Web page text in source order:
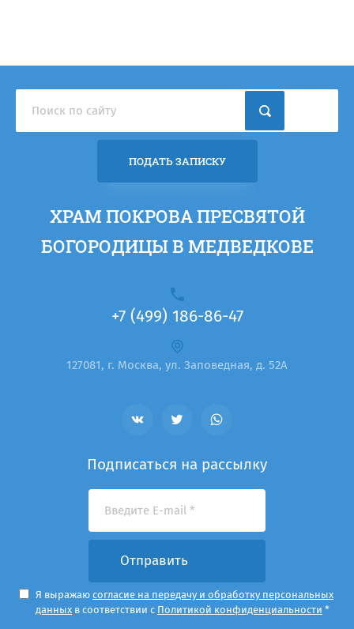
+7 (499) 186-86-47
127081, г. Москва, ул. Заповедная, д. 52А
ХРАМ ПОКРОВА ПРЕСВЯТОЙ
БОГОРОДИЦЫ В МЕДВЕДКОВЕ
ПОДАТЬ ЗАПИСКУ
Подписаться на рассылку
Отправить
Я выражаю согласие на передачу и обработку персональных
данных в соответствии с Политикой конфиденциальности *